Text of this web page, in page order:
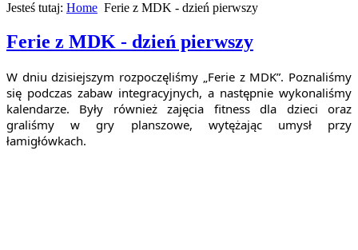
Jesteś tutaj: Home Ferie z MDK - dzień pierwszy
Ferie z MDK - dzień pierwszy
W dniu dzisiejszym rozpoczęliśmy „Ferie z MDK”. Poznaliśmy
się podczas zabaw integracyjnych, a następnie wykonaliśmy
kalendarze. Były również zajęcia fitness dla dzieci oraz
graliśmy w gry planszowe, wytężając umysł przy
łamigłówkach.